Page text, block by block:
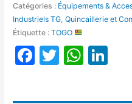
Catégories : Équipements &
Industriels TG ,Quincaillerie et
Étiquette :TOGO
Facebook
Twitter